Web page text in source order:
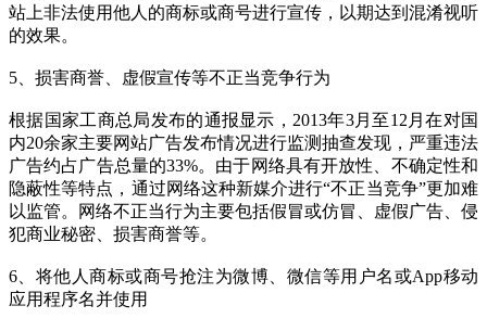
站上非法使用他人的商标或商号进行宣传，以期达到混淆视听
的效果。
5、损害商誉、虚假宣传等不正当竞争行为
根据国家工商总局发布的通报显示，2013年3月至12月在对国
内20余家主要网站广告发布情况进行监测抽查发现，严重违法
广告约占广告总量的33%。由于网络具有开放性、不确定性和
隐蔽性等特点，通过网络这种新媒介进行“不正当竞争”更加难
以监管。网络不正当行为主要包括假冒或仿冒、虚假广告、侵
犯商业秘密、损害商誉等。
6、将他人商标或商号抢注为微博、微信等用户名或App移动
应用程序名并使用